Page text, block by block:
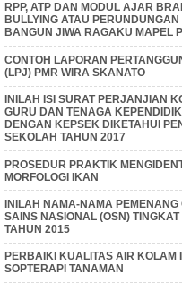
RPP, ATP DAN MODUL AJAR
BULLYING ATAU
BANGUN JIWA RAGAKU MAPEL
CONTOH LAPORAN
(LPJ) PMR WIRA SKANATO
INILAH ISI SURAT PERJANJIAN
GURU DAN TENAGA
DENGAN KEPSEK DIKETAHUI
SEKOLAH TAHUN 2017
PROSEDUR PRAKTIK
MORFOLOGI IKAN
INILAH NAMA-NAMA PEMENANG
SAINS NASIONAL (OSN)
TAHUN 2015
PERBAIKI KUALITAS AIR KOLAM
SOPTERAPI TANAMAN